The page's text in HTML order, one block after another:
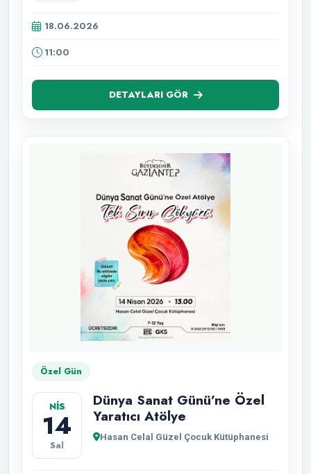
18.06.2026
11:00
DETAYLARI GÖR
Özel Gün
NİS
14
Sal
Dünya Sanat Günü’ne Özel
Yaratıcı Atölye
Hasan Celal Güzel Çocuk Kütüphanesi